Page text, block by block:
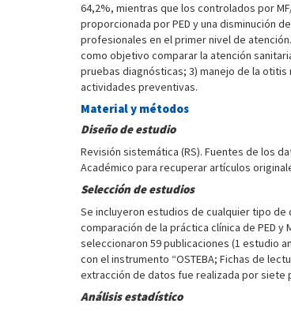
64,2%, mientras que los controlados por
proporcionada por PED y una disminución
profesionales en el primer nivel de
como objetivo comparar la atención
pruebas diagnósticas; 3) manejo de la
actividades preventivas.
Material y métodos
Diseño de estudio
Revisión sistemática (RS). Fuentes de los
Académico para recuperar artículos
Selección de estudios
Se incluyeron estudios de cualquier tipo
comparación de la práctica clínica de PED
seleccionaron 59 publicaciones (1 estudio
con el instrumento “OSTEBA; Fichas de
extracción de datos fue realizada por
Análisis estadístico